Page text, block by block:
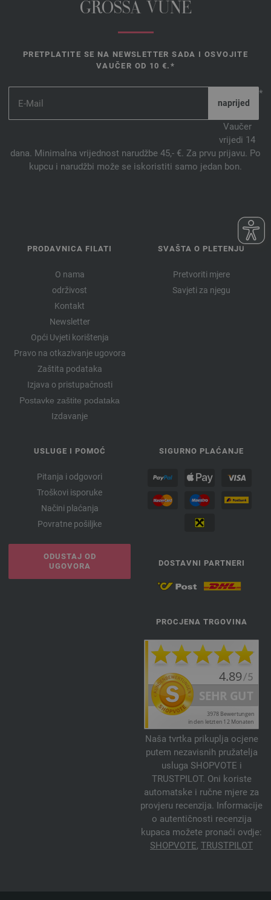
GROSSA VUNE
PRETPLATITE SE NA NEWSLETTER SADA I OSVOJITE
VAUČER OD 10 €.*
*
Vaučer
vrijedi 14
dana. Minimalna vrijednost narudžbe 45,- €. Za prvu prijavu. Po
kupcu i narudžbi može se iskoristiti samo jedan bon.
PRODAVNICA FILATI
O nama
održivost
Kontakt
Newsletter
Opći Uvjeti korištenja
Pravo na otkazivanje ugovora
Zaštita podataka
Izjava o pristupačnosti
Postavke zaštite podataka
Izdavanje
SVAŠTA O PLETENJU
Pretvoriti mjere
Savjeti za njegu
USLUGE I POMOĆ
Pitanja i odgovori
Troškovi isporuke
Načini plaćanja
Povratne pošiljke
ODUSTAJ OD
UGOVORA
SIGURNO PLAĆANJE
DOSTAVNI PARTNERI
PROCJENA TRGOVINA
Naša tvrtka prikuplja ocjene
putem nezavisnih pružatelja
usluga SHOPVOTE i
TRUSTPILOT. Oni koriste
automatske i ručne mjere za
provjeru recenzija. Informacije
o autentičnosti recenzija
kupaca možete pronaći ovdje:
SHOPVOTE, TRUSTPILOT